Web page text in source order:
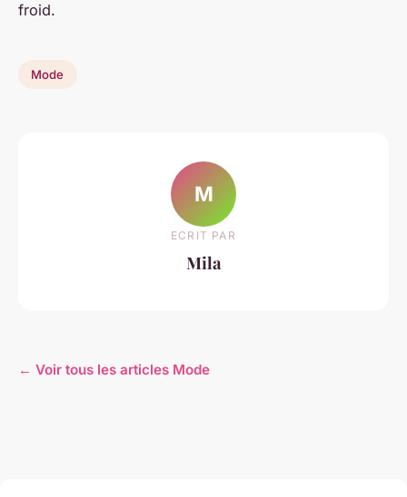
froid.
Mode
M
ECRIT PAR
Mila
← Voir tous les articles Mode